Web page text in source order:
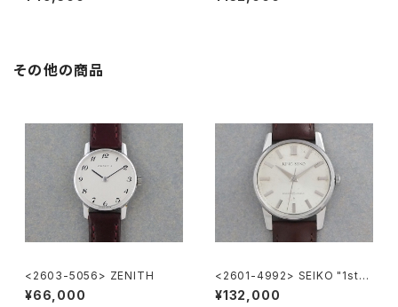
その他の商品
<2603-5056> ZENITH
¥66,000
<2601-4992> SEIKO "1st"
KING SEIKO
¥132,000